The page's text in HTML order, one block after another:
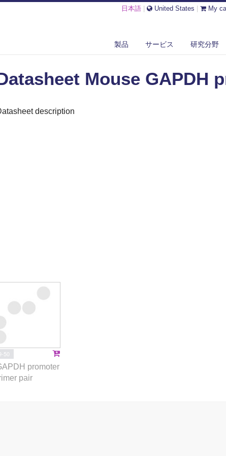
日本語 United States My
製品 サービス 研究分野
MOUSE GAPDH PROMOTER PP1009
Mouse GAPDH
description
50
promoter
pair